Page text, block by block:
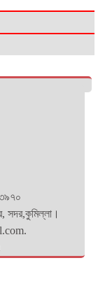
সদর,কুমিল্লা।